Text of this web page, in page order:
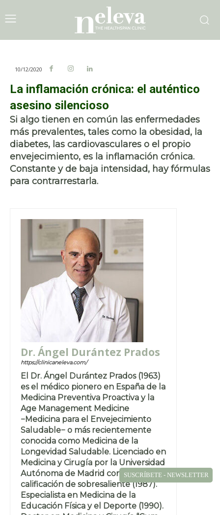
10/12/2020
La inflamación crónica: el auténtico
asesino silencioso
Si algo tienen en común las enfermedades
más prevalentes, tales como la obesidad, la
diabetes, las cardiovasculares o el propio
envejecimiento, es la inflamación crónica.
Constante y de baja intensidad, hay fórmulas
para contrarrestarla.
Dr. Ángel Durántez Prados
https://clinicaneleva.com/
El Dr. Ángel Durántez Prados (1963)
es el médico pionero en España de la
Medicina Preventiva Proactiva y la
Age Management Medicine
−Medicina para el Envejecimiento
Saludable− o más recientemente
conocida como Medicina de la
Longevidad Saludable. Licenciado en
Medicina y Cirugía por la Universidad
Autónoma de Madrid con la
calificación de sobresaliente (1987).
Especialista en Medicina de la
Educación Física y el Deporte (1990).
SUSCRÍBETE - NEWSLETTER